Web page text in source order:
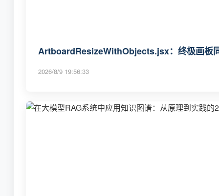
ArtboardResizeWithObjects.jsx：终极画板
2026/8/9 19:56:33